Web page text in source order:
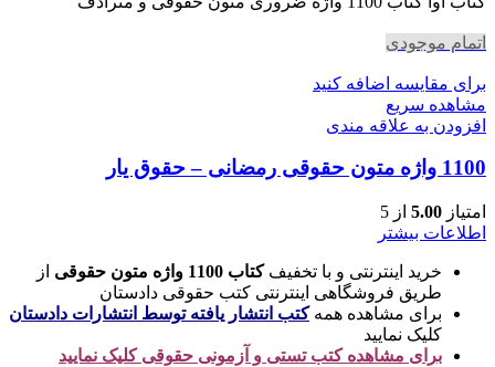
اتمام موجودی
برای مقایسه اضافه کنید
مشاهده سریع
افزودن به علاقه مندی
1100 واژه متون حقوقی رمضانی – حقوق یار
امتیاز 5.00 از 5
اطلاعات بیشتر
خرید اینترنتی و با تخفیفکتاب 1100 واژه متون حقوقی
از
طریق فروشگاهی اینترنتی کتب حقوقی دادستان
برای مشاهده همهکتب انتشار یافته توسط انتشارات دادستان
کلیک نمایید
برای مشاهده کتب تستی و آزمونی حقوقی کلیک نمایید